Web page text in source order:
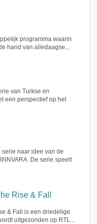
programma waarin
hand van alledaagse...
van Turkse en
een perspectief op het
naar idee van de
De serie speelt
Rise & Fall
& Fall is een driedelige
uitgezonden op RTL...